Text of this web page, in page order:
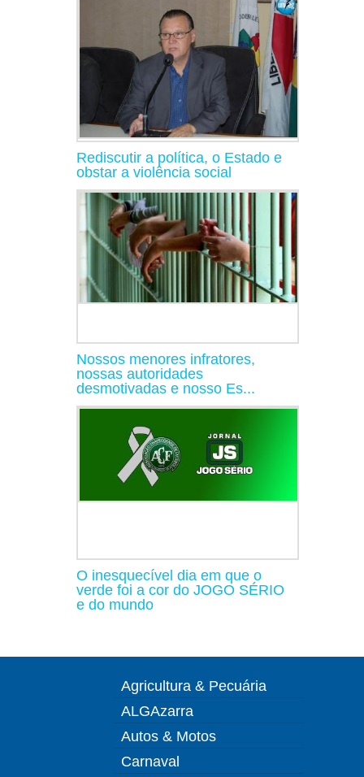
Rediscutir a política, o Estado e
obstar a violência social
Nossos menores infratores,
nossas autoridades
desmotivadas e nosso Es...
O inesquecível dia em que o
verde foi a cor do JOGO SÉRIO
e do mundo
Agricultura & Pecuária
ALGAzarra
Autos & Motos
Carnaval